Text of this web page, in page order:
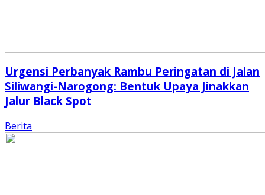
Urgensi Perbanyak Rambu Peringatan di Jalan
Siliwangi-Narogong: Bentuk Upaya Jinakkan
Jalur Black Spot
Berita